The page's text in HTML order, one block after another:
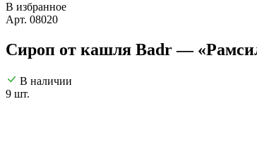
В избранное
Арт. 08020
Сироп от кашля Badr —
В наличии
9 шт.